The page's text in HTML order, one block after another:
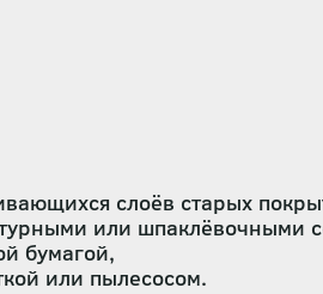
слоёв старых
или шпаклёвочными
бумагой,
или пылесосом.